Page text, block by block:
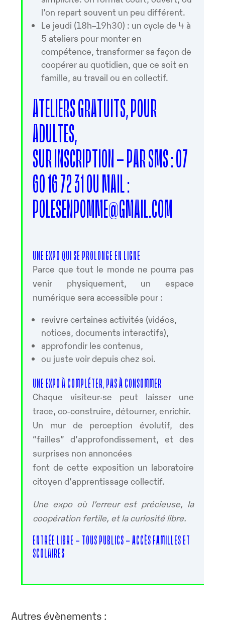
l’on repart souvent un peu différent.
Le jeudi (18h–19h30) : un cycle de 4 à
5 ateliers pour monter en
compétence, transformer sa façon de
coopérer au quotidien, que ce soit en
famille, au travail ou en collectif.
ATELIERS GRATUITS, POUR
ADULTES,
SUR INSCRIPTION – PAR SMS : 07
60 16 72 31 OU MAIL :
POLESENPOMME@GMAIL.COM
UNE EXPO QUI SE PROLONGE EN LIGNE
Parce que tout le monde ne pourra pas
venir physiquement, un espace
numérique sera accessible pour :
revivre certaines activités (vidéos,
notices, documents interactifs),
approfondir les contenus,
ou juste voir depuis chez soi.
UNE EXPO À COMPLÉTER, PAS À CONSOMMER
Chaque visiteur·se peut laisser une
trace, co-construire, détourner, enrichir.
Un mur de perception évolutif, des
“failles” d’approfondissement, et des
surprises non annoncées
font de cette exposition un laboratoire
citoyen d’apprentissage collectif.
Une expo où l’erreur est précieuse, la
coopération fertile, et la curiosité libre.
ENTRÉE LIBRE – TOUS PUBLICS – ACCÈS FAMILLES ET
SCOLAIRES
Autres évènements :